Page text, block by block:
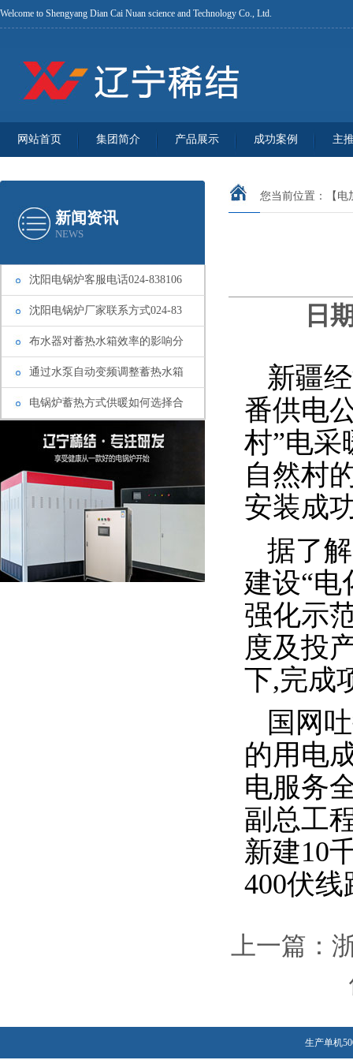
Welcome to Shengyang Dian Cai Nuan science and Technology Co., Ltd.
网站首页 集团简介 产品展示 成功案例 主
新闻资讯
NEWS
沈阳电锅炉客服电话024-838106
沈阳电锅炉厂家联系方式024-83
布水器对蓄热水箱效率的影响分
通过水泵自动变频调整蓄热水箱
电锅炉蓄热方式供暖如何选择合
您当前位置： 【
日
新疆
番供电
村”电采
自然村
安装成
据了解
建设“电
强化示
度及投
下,完成
国网
的用电
电服务
副总工
新建10
400伏线
上一篇：
生产单机